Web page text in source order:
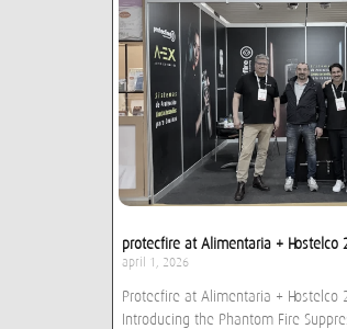
protecfire at Alimentaria + Hostelco
april 1, 2026
Protecfire at Alimentaria + Hostelco
Introducing the Phantom Fire